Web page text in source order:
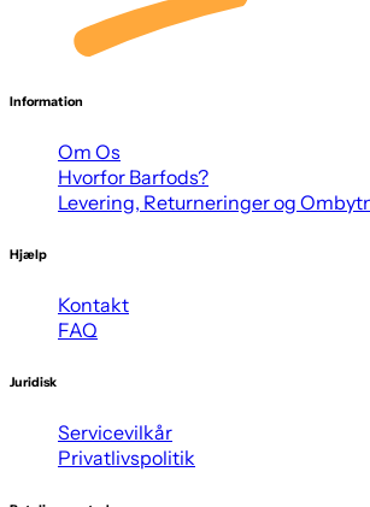
Information
Om Os
Hvorfor Barfods?
Levering, Returneringer og
Hjælp
Kontakt
FAQ
Juridisk
Servicevilkår
Privatlivspolitik